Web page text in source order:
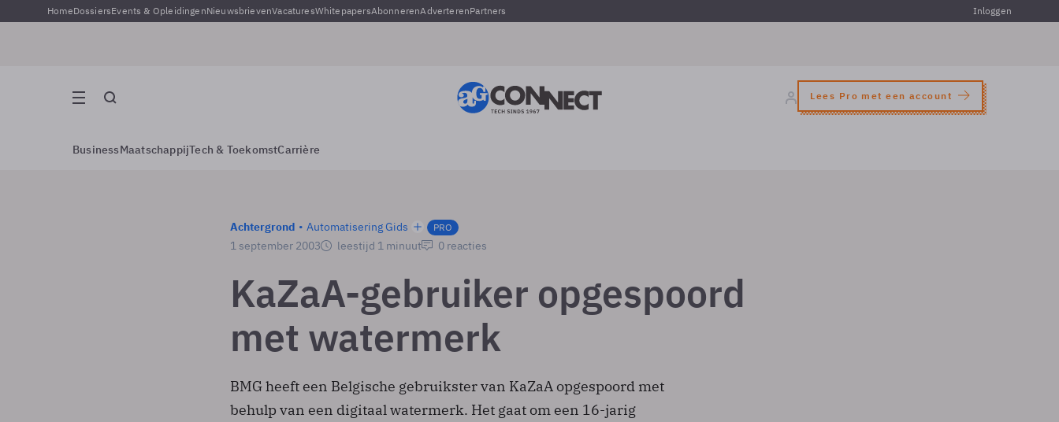
HomeDossiersEvents & OpleidingenNieuwsbrievenVacaturesWhitepapersAbonnerenAdverterenPartners Inloggen
Lees Pro met een account
BusinessMaatschappijTech & ToekomstCarrière
Achtergrond Automatisering Gids PRO
1 september 2003 leestijd 1 minuut 0 reacties
KaZaA-gebruiker opgespoord
met watermerk
BMG heeft een Belgische gebruikster van KaZaA opgespoord met
behulp van een digitaal watermerk. Het gaat om een 16-jarig